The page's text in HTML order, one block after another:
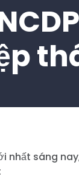
nhất sáng